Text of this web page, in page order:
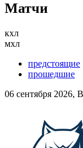
Матчи
кхл
мхл
предстоящие
прошедшие
06 сентября 2026,